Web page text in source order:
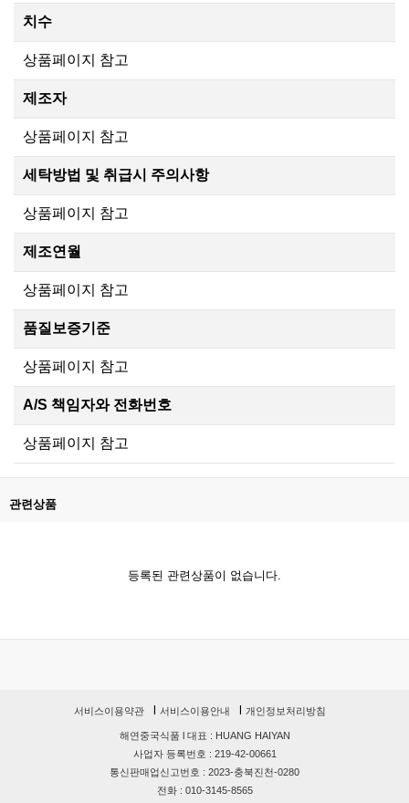
치수
상품페이지 참고
제조자
상품페이지 참고
세탁방법 및 취급시 주의사항
상품페이지 참고
제조연월
상품페이지 참고
품질보증기준
상품페이지 참고
A/S 책임자와 전화번호
상품페이지 참고
관련상품
등록된 관련상품이 없습니다.
서비스이용약관 서비스이용안내 개인정보처리방침
해연중국식품 l 대표 : HUANG HAIYAN
사업자 등록번호 : 219-42-00661
통신판매업신고번호 : 2023-충북진천-0280
전화 : 010-3145-8565